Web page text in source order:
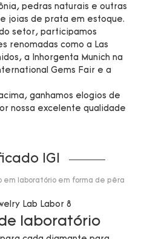
pedras naturais e outras
joias de prata em estoque.
setor, participamos
renomadas como a Las
a Inhorgenta Munich na
Gems Fair e a
ganhamos elogios de
nossa excelente qualidade
IGI
laboratório em forma de pêra
laboratório